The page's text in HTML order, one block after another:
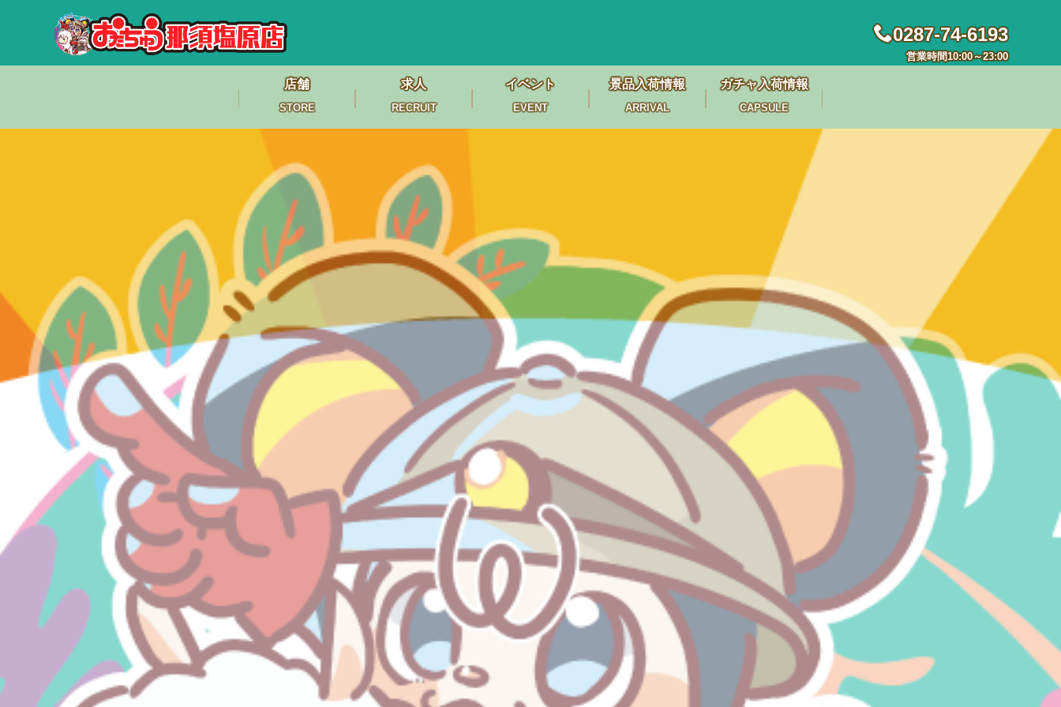
0287-74-6193
営業時間10:00～23:00
店舗
STORE
求人
RECRUIT
イベント
EVENT
景品入荷情報
ARRIVAL
ガチャ入荷情報
CAPSULE